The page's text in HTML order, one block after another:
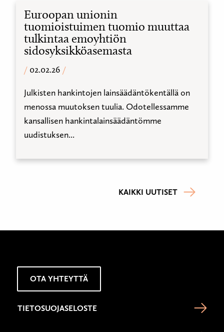
Euroopan unionin
tuomioistuimen tuomio muuttaa
tulkintaa emoyhtiön
sidosyksikköasemasta
02.02.26
Julkisten hankintojen lainsäädäntökentällä on
menossa muutoksen tuulia. Odotellessamme
kansallisen hankintalainsäädäntömme
uudistuksen...
KAIKKI UUTISET
OTA YHTEYTTÄ
TIETOSUOJASELOSTE